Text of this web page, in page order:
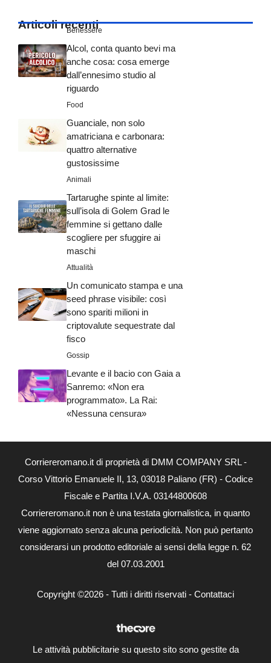
Articoli recenti
Benessere
Alcol, conta quanto bevi ma
anche cosa: cosa emerge
dall’ennesimo studio al
riguardo
Food
Guanciale, non solo
amatriciana e carbonara:
quattro alternative
gustosissime
Animali
Tartarughe spinte al limite:
sull’isola di Golem Grad le
femmine si gettano dalle
scogliere per sfuggire ai
maschi
Attualità
Un comunicato stampa e una
seed phrase visibile: così
sono spariti milioni in
criptovalute sequestrate dal
fisco
Gossip
Levante e il bacio con Gaia a
Sanremo: «Non era
programmato». La Rai:
«Nessuna censura»
Corriereromano.it di proprietà di DMM COMPANY SRL -
Corso Vittorio Emanuele II, 13, 03018 Paliano (FR) - Codice
Fiscale e Partita I.V.A. 03144800608
Corriereromano.it non è una testata giornalistica, in quanto
viene aggiornato senza alcuna periodicità. Non può pertanto
considerarsi un prodotto editoriale ai sensi della legge n. 62
del 07.03.2001
Copyright ©2026 - Tutti i diritti riservati - Contattaci
Le attività pubblicitarie su questo sito sono gestite da